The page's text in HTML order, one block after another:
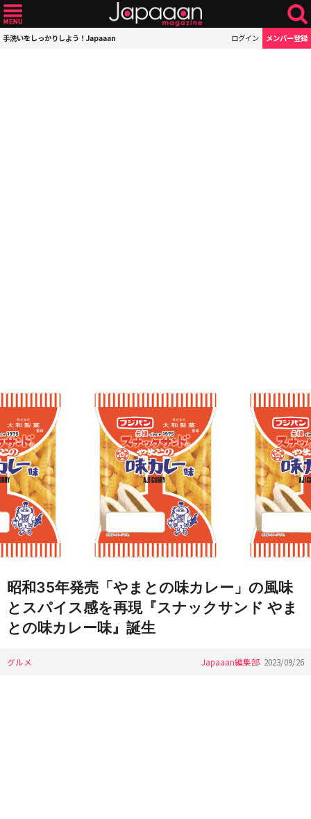
手洗いをしっかりしよう！Japaaan ログイン メンバー登録
昭和35年発売「やまとの味カレー」の風味
とスパイス感を再現『スナックサンド やま
との味カレー味』誕生
グルメ Japaaan編集部 2023/09/26